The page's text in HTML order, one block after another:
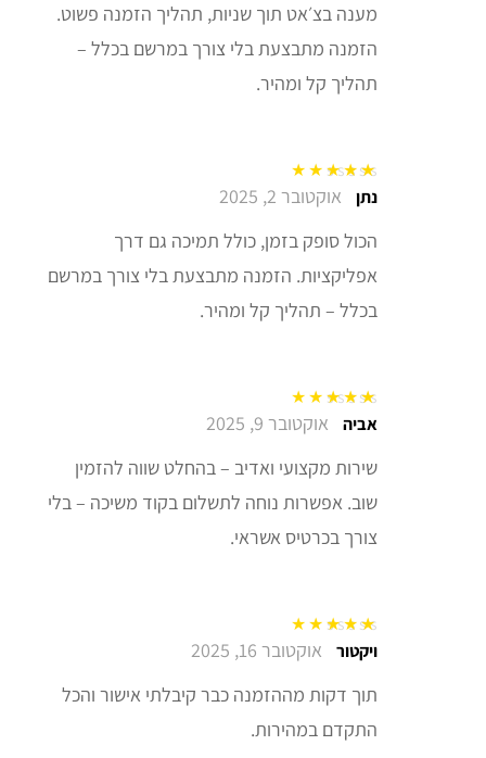
מענה בצ׳אט תוך שניות, תהליך הזמנה פשוט.
הזמנה מתבצעת בלי צורך במרשם בכלל –
תהליך קל ומהיר.
דורג5 מתוך 5 נתן אוקטובר 2, 2025
הכול סופק בזמן, כולל תמיכה גם דרך
אפליקציות. הזמנה מתבצעת בלי צורך במרשם
בכלל – תהליך קל ומהיר.
דורג5מתוך 5אביה אוקטובר 9, 2025
שירות מקצועי ואדיב – בהחלט שווה להזמין
שוב. אפשרות נוחה לתשלום בקוד משיכה – בלי
צורך בכרטיס אשראי.
דורג5מתוך 5ויקטור אוקטובר 16, 2025
תוך דקות מההזמנה כבר קיבלתי אישור והכל
התקדם במהירות.